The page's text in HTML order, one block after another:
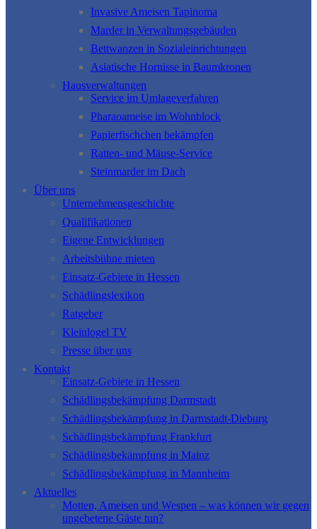
Invasive Ameisen Tapinoma
Marder in Verwaltungsgebäuden
Bettwanzen in Sozialeinrichtungen
Asiatische Hornisse in Baumkronen
Hausverwaltungen
Service im Umlageverfahren
Pharaoameise im Wohnblock
Papierfischchen bekämpfen
Ratten- und Mäuse-Service
Steinmarder im Dach
Über uns
Unternehmensgeschichte
Qualifikationen
Eigene Entwicklungen
Arbeitsbühne mieten
Einsatz-Gebiete in Hessen
Schädlingslexikon
Ratgeber
Kleinlogel TV
Presse über uns
Kontakt
Einsatz-Gebiete in Hessen
Schädlingsbekämpfung Darmstadt
Schädlingsbekämpfung in Darmstadt-Dieburg
Schädlingsbekämpfung Frankfurt
Schädlingsbekämpfung in Mainz
Schädlingsbekämpfung in Mannheim
Aktuelles
Motten, Ameisen und Wespen – was können wir gegen
ungebetene Gäste tun?